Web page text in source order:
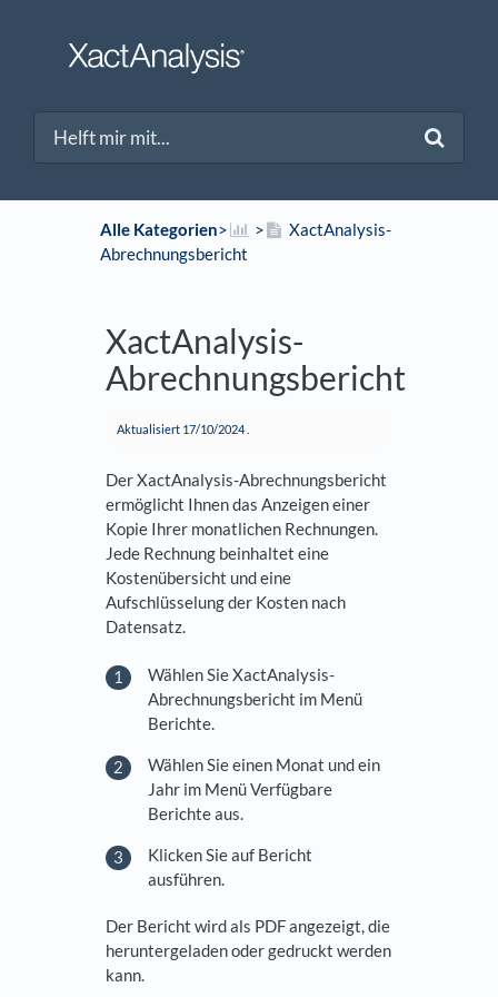
Alle Kategorien​>​ ​>​
XactAnalysis-
Abrechnungsbericht
XactAnalysis-
Abrechnungsbericht
Aktualisiert 17/10/2024.
Der XactAnalysis-Abrechnungsbericht
ermöglicht Ihnen das Anzeigen einer
Kopie Ihrer monatlichen Rechnungen.
Jede Rechnung beinhaltet eine
Kostenübersicht und eine
Aufschlüsselung der Kosten nach
Datensatz.
Wählen Sie XactAnalysis-
Abrechnungsbericht im Menü
Berichte.
Wählen Sie einen Monat und ein
Jahr im Menü Verfügbare
Berichte aus.
Klicken Sie auf Bericht
ausführen.
Der Bericht wird als PDF angezeigt, die
heruntergeladen oder gedruckt werden
kann.